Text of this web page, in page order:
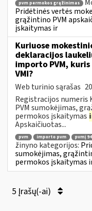
pvm permokos grąžinimas
Pridėtinės vertės
grąžintino PVM
įskaitymas ir
Kuriuose
deklaracijos
importo PVM,
VMI?
Web turinio sąrašas
Registracijos numeris
PVM sumokėjimas,
permokos įskaitymas
Apskaičiuotas...
pvm importo pvm pvmį
žinyno kategorijos:
sumokėjimas,
permokos įskaitymas
5 Įrašų(-ai)